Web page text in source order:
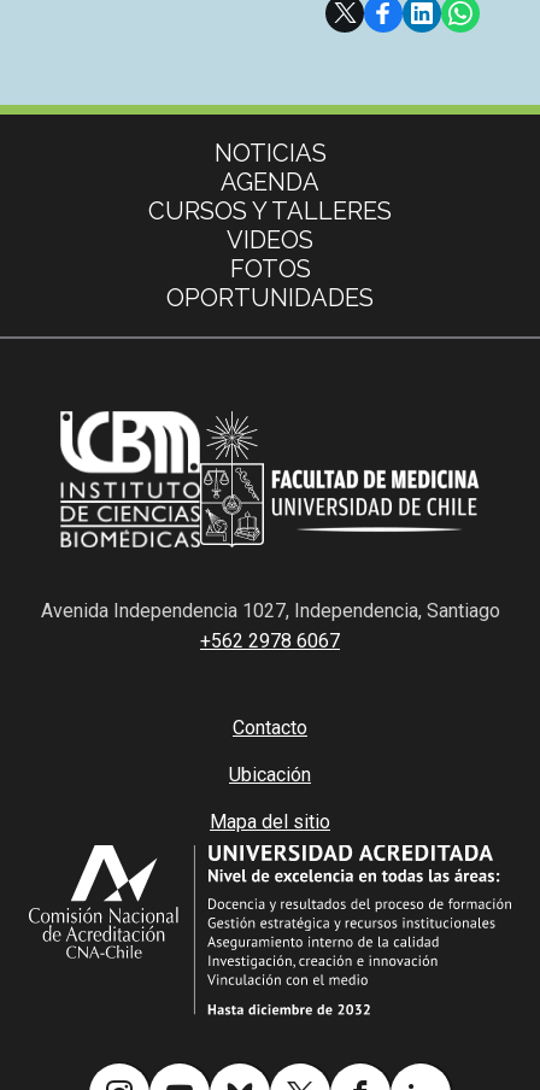
NOTICIAS
AGENDA
CURSOS Y TALLERES
VIDEOS
FOTOS
OPORTUNIDADES
Avenida Independencia 1027, Independencia, Santiago
+562 2978 6067
Contacto
Ubicación
Mapa del sitio